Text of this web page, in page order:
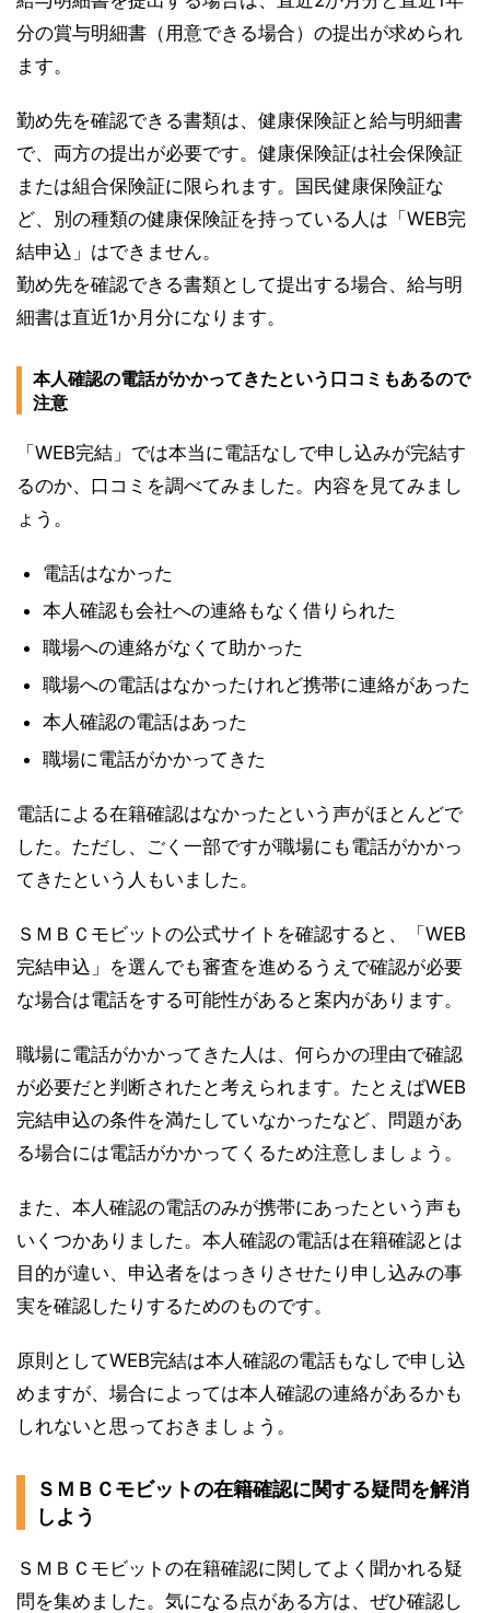
分の賞与明細書（用意できる場合）の提出が求められ
ます。
勤め先を確認できる書類は、健康保険証と給与明細書
で、両方の提出が必要です。健康保険証は社会保険証
または組合保険証に限られます。国民健康保険証な
ど、別の種類の健康保険証を持っている人は「WEB完
結申込」はできません。
勤め先を確認できる書類として提出する場合、給与明
細書は直近1か月分になります。
本人確認の電話がかかってきたという口コミもあるので
注意
「WEB完結」では本当に電話なしで申し込みが完結す
るのか、口コミを調べてみました。内容を見てみまし
ょう。
電話はなかった
本人確認も会社への連絡もなく借りられた
職場への連絡がなくて助かった
職場への電話はなかったけれど携帯に連絡があった
本人確認の電話はあった
職場に電話がかかってきた
電話による在籍確認はなかったという声がほとんどで
した。ただし、ごく一部ですが職場にも電話がかかっ
てきたという人もいました。
ＳＭＢＣモビットの公式サイトを確認すると、「WEB
完結申込」を選んでも審査を進めるうえで確認が必要
な場合は電話をする可能性があると案内があります。
職場に電話がかかってきた人は、何らかの理由で確認
が必要だと判断されたと考えられます。たとえばWEB
完結申込の条件を満たしていなかったなど、問題があ
る場合には電話がかかってくるため注意しましょう。
また、本人確認の電話のみが携帯にあったという声も
いくつかありました。本人確認の電話は在籍確認とは
目的が違い、申込者をはっきりさせたり申し込みの事
実を確認したりするためのものです。
原則としてWEB完結は本人確認の電話もなしで申し込
めますが、場合によっては本人確認の連絡があるかも
しれないと思っておきましょう。
ＳＭＢＣモビットの在籍確認に関する疑問を解消
しよう
ＳＭＢＣモビットの在籍確認に関してよく聞かれる疑
問を集めました。気になる点がある方は、ぜひ確認し